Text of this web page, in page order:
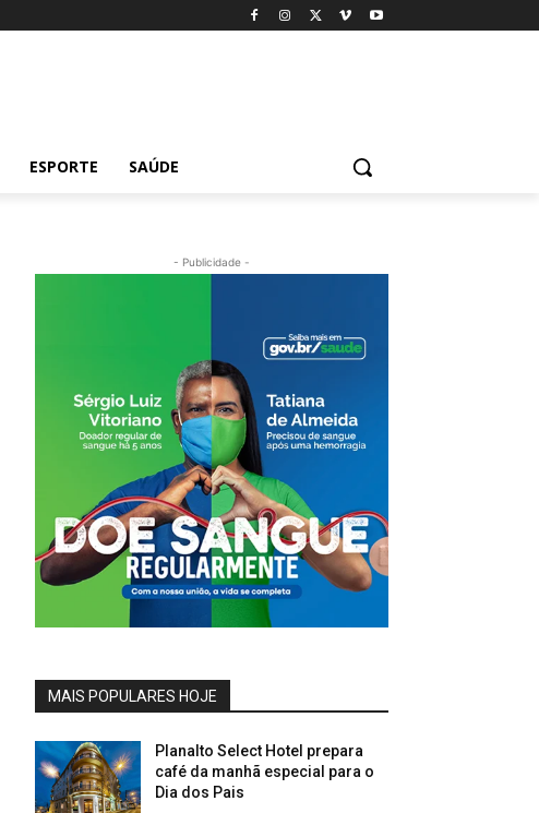
ESPORTE SAÚDE
- Publicidade -
MAIS POPULARES HOJE
Planalto Select Hotel prepara
café da manhã especial para o
Dia dos Pais